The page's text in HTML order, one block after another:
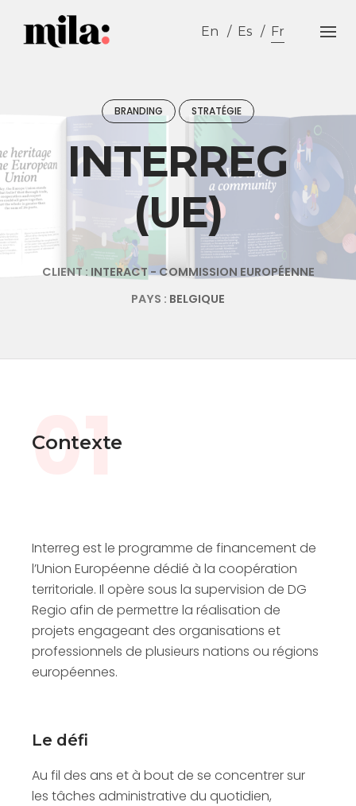
content
En Es Fr
BRANDING STRATÉGIE
INTERREG
(UE)
CLIENT :INTERACT - COMMISSION EUROPÉENNE
PAYS : BELGIQUE
01
Contexte
Interreg est le programme de financement de
l’Union Européenne dédié à la coopération
territoriale. Il opère sous la supervision de DG
Regio afin de permettre la réalisation de
projets engageant des organisations et
professionnels de plusieurs nations ou régions
européennes.
Le défi
Au fil des ans et à bout de se concentrer sur
les tâches administrative du quotidien,